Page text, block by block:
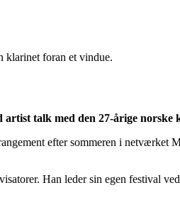
talk med den 27-årige
efter sommeren i netværket
Han leder sin egen festival